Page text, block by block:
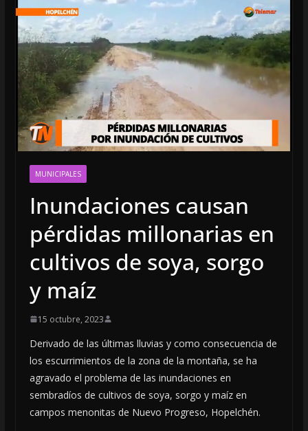
MUNICIPALES
Inundaciones causan
pérdidas millonarias en
cultivos de soya, sorgo
y maíz
15 octubre, 2023
Derivado de las últimas lluvias y como consecuencia de
los escurrimientos de la zona de la montaña, se ha
agravado el problema de las inundaciones en
sembradíos de cultivos de soya, sorgo y maíz en
campos menonitas de Nuevo Progreso, Hopelchén.